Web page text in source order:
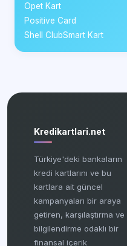
Opet Kart
Positive Card
Shell ClubSmart Kart
Kredikartlari.net
Türkiye'deki bankaların
kredi kartlarını ve bu
kartlara ait güncel
kampanyaları bir araya
getiren, karşılaştırma ve
bilgilendirme odaklı bir
finansal içerik